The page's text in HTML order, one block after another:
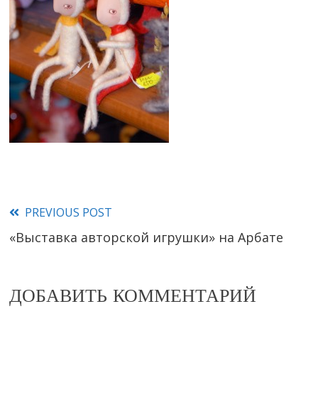
Read
more
PREVIOUS POST
«Выставка авторской игрушки» на Арбате
ДОБАВИТЬ КОММЕНТАРИЙ